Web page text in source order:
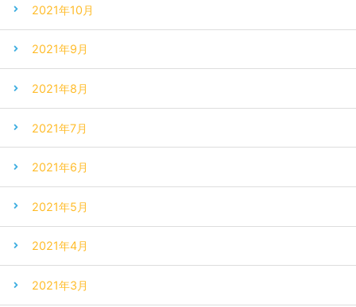
2021年10月
2021年9月
2021年8月
2021年7月
2021年6月
2021年5月
2021年4月
2021年3月